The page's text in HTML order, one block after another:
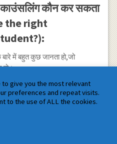
काउंसलिंग कौन कर सकता
the right
बारे में बहुत कुछ जानता हो,जो
हो।
with each other to face
in India (Officer)
give you the most relevant
preferences and repeat visits.
to the use of ALL the cookies.